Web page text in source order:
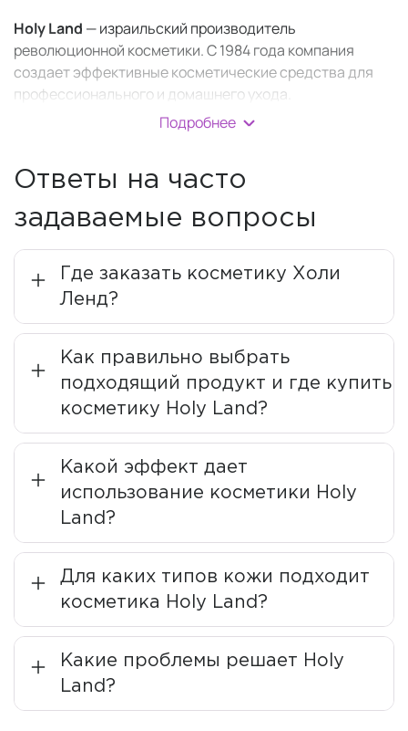
Holy Land — израильский производитель
революционной косметики. С 1984 года компания
создает эффективные косметические средства для
профессионального и домашнего ухода.
Холи Лендсертифицирована,
и прошла проверки медицинских сообществ и
авторитетных дерматологов. Купить косметику
компании можно на пяти континентах более чем в 100
странах.
Производственная лабораторияHoly Land Laboratories
— лидер среди мировых производителей
профессиональной косметики
технологическая база, обучение специалистов,
жесткие требования к уровню продукции и тщательный
поэтапный контроль производства позволяют
достигать самого высокого уровня эстетических
задач. Эффективность продукции HL Labs
подтверждена многолетней практикой в
дерматологических клиниках и медицинских центрах.
Философия бренда
При производстве косметики компания опирается на
несколько пунктов:
использование качественных, натуральных и
безопасных компонентов;
прохождение испытаний в медицинских центрах;
подбор идеальных пропорций, в которых будут
сочетаться активные ингредиенты;
ориентация на проверенные временем
Подробнее
Ответы на часто
задаваемые вопросы
Где заказать косметику Холи
Ленд?
Как правильно выбрать
подходящий продукт и где купить
косметику Holy Land?
Какой эффект дает
использование косметики Holy
Land?
Для каких типов кожи подходит
косметика Holy Land?
Какие проблемы решает Holy
Land?